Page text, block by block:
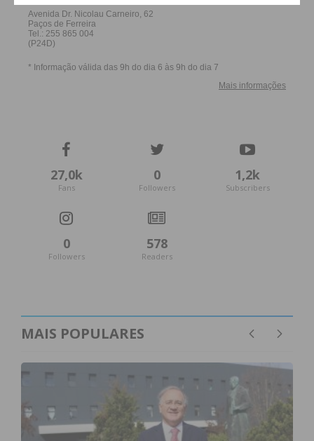
27,0k
Fans
0
Followers
1,2k
Subscribers
0
Followers
578
Readers
MAIS POPULARES